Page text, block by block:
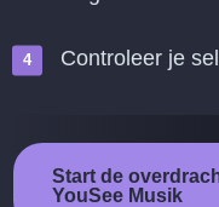
Controleer je
Start de
YouSee Musik